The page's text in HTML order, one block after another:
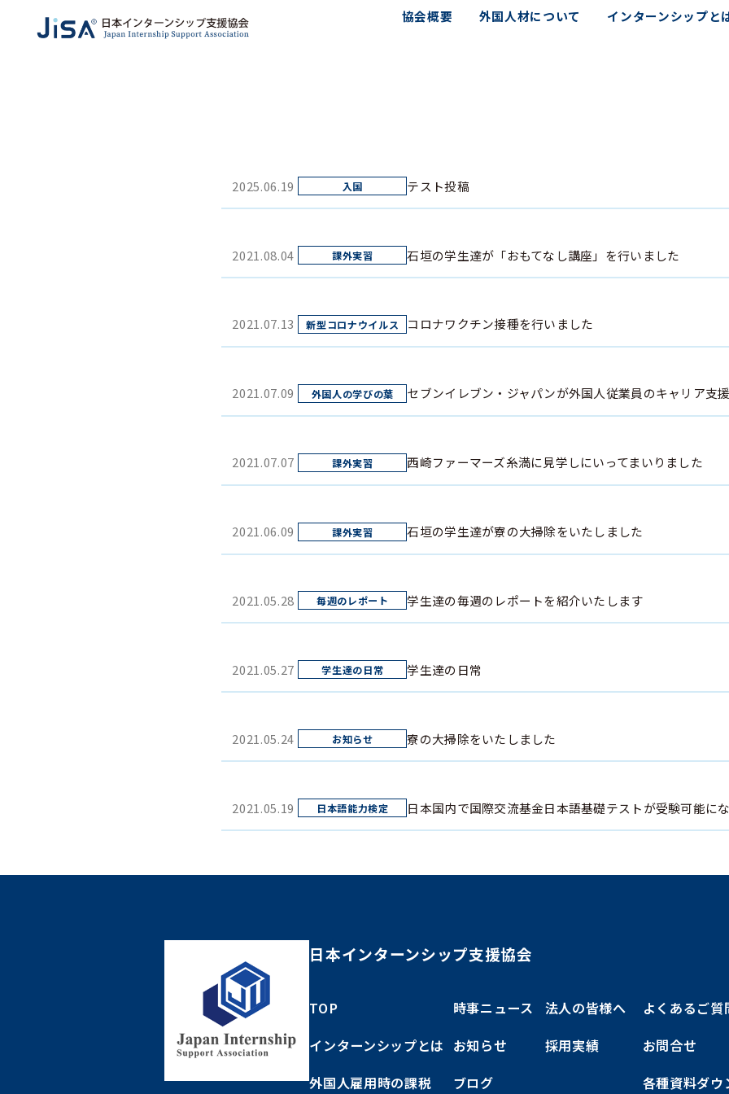
協会概要 外国人材について インターンシップと
2025.06.19 テスト投稿
2021.08.04 石垣の学生達が「おもてなし講座」を行いました
2021.07.13 コロナワクチン接種を行いました
2021.07.09 セブンイレブン・ジャパンが外国人従業員のキャリア支
2021.07.07 西崎ファーマーズ糸満に見学しにいってまいりました
2021.06.09 石垣の学生達が寮の大掃除をいたしました
2021.05.28 学生達の毎週のレポートを紹介いたします
2021.05.27 学生達の日常
2021.05.24 寮の大掃除をいたしました
2021.05.19 日本国内で国際交流基金日本語基礎テストが受験可能に
日本インターンシップ支援協会
TOP
インターンシップとは
外国人雇用時の課税
時事ニュース
お知らせ
ブログ
法人の皆様へ
採用実績
よくあるご質
お問合せ
各種資料ダウ